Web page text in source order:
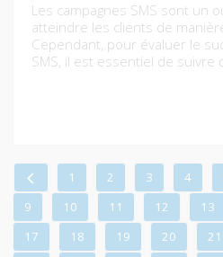
Les campagnes SMS sont un
atteindre les clients de
Cependant, pour évaluer le
SMS, il est essentiel de suivre
1 2 3 4
9
10 11 12 13
17
18 19 20 21